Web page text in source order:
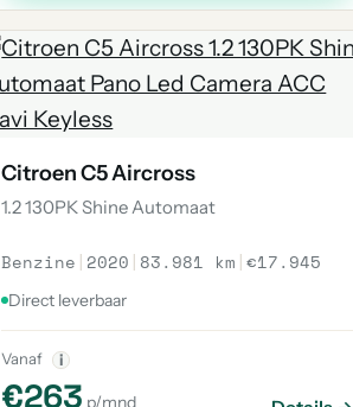
Citroen C5 Aircross
1.2 130PK Shine Automaat
Benzine | 2020 | 83.981 km |€17.945
Direct leverbaar
Vanaf i
€263 p/mnd